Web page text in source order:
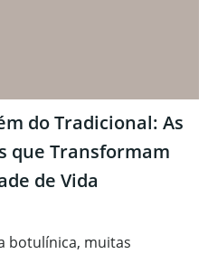
do Tradicional: As
que Transformam
de Vida
botulínica, muitas